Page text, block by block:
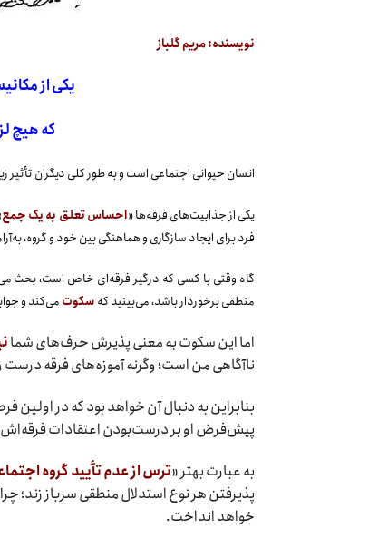
نویسنده: مریم گلباز
یکی از
که هیچ
انسان حیوانی اجتماعی است و به طور کلی دیگران تأثیر
یکی از جذابیت‌های فرقه‌ها «احساس تعلق به یک جمع
فرد برای ایجاد سازگاری و هماهنگی بین خود و گروه،
گاه وقتی با کسی که درگیر فرقه‌ای خاص است، بحث
منطقی برخوردار باشد، می‌بینید کهسکوتمی‌کند و
اما این سکوت به معنی پذیرش حرف‌های شما
ناآگاهی من است؛ وگرنه آموزه‌های فرقه
بنابراین به دنبال آن خواهد بود که در اولین
پیش‌فرض او بر درست‌بودن اعتقادات
به عبارت بهتر «ترس از عدم تأیید گروه
پذیرفتن هر نوع استدلال منطقی سرباز زند؛
خواهد انداخت.